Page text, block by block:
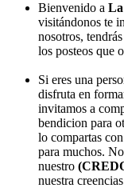
Bienvenido a
visitándonos te
nosotros,
los posteos que
Si eres una
disfruta en
invitamos a
bendicion para
lo compartas
para muchos.
nuestro
nuestra